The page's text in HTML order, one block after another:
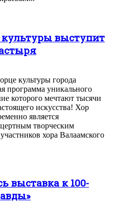
выступит
культуры города
программа уникального
которого мечтают тысячи
искусства! Хор
является
творческим
хора Валаамского
выставка к 100-